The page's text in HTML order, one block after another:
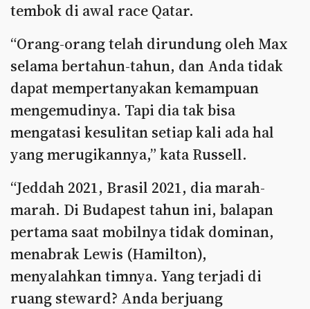
tembok di awal race Qatar.
“Orang-orang telah dirundung oleh Max
selama bertahun-tahun, dan Anda tidak
dapat mempertanyakan kemampuan
mengemudinya. Tapi dia tak bisa
mengatasi kesulitan setiap kali ada hal
yang merugikannya,” kata Russell.
“Jeddah 2021, Brasil 2021, dia marah-
marah. Di Budapest tahun ini, balapan
pertama saat mobilnya tidak dominan,
menabrak Lewis (Hamilton),
menyalahkan timnya. Yang terjadi di
ruang steward? Anda berjuang